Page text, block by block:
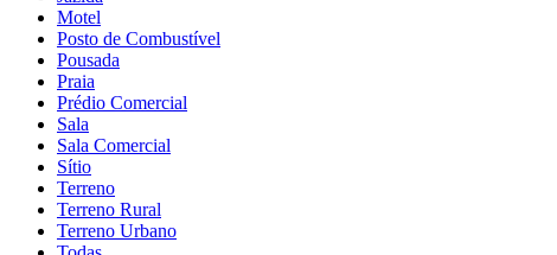
Motel
Posto de Combustível
Pousada
Praia
Prédio Comercial
Sala
Sala Comercial
Sítio
Terreno
Terreno Rural
Terreno Urbano